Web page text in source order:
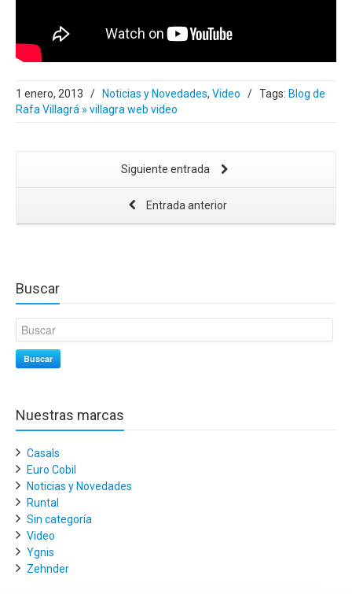
1 enero, 2013 / Noticias y Novedades, Video / Tags: Blog de
Rafa Villagrá » villagra web video
Siguiente entrada
Entrada anterior
Buscar
Buscar
Nuestras marcas
Casals
Euro Cobil
Noticias y Novedades
Runtal
Sin categoría
Video
Ygnis
Zehnder